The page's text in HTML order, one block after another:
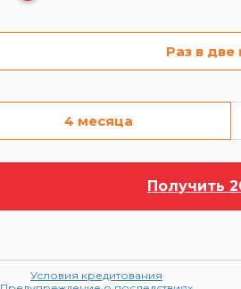
Раз в две
4 месяца
Получить
Условия кредитования